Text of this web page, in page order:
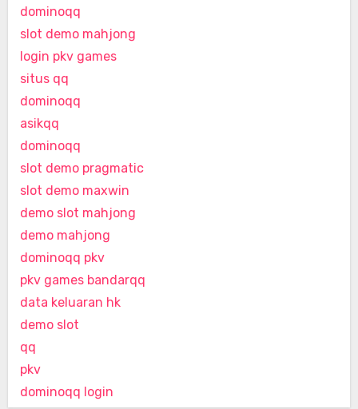
dominoqq
slot demo mahjong
login pkv games
situs qq
dominoqq
asikqq
dominoqq
slot demo pragmatic
slot demo maxwin
demo slot mahjong
demo mahjong
dominoqq pkv
pkv games bandarqq
data keluaran hk
demo slot
qq
pkv
dominoqq login